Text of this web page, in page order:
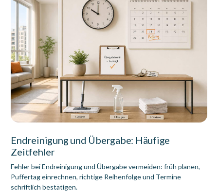
Endreinigung und Übergabe: Häufige
Zeitfehler
Fehler bei Endreinigung und Übergabe vermeiden: früh planen,
Puffertag einrechnen, richtige Reihenfolge und Termine
schriftlich bestätigen.